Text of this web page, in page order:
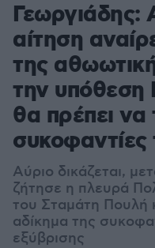
Γεωργιάδης:
αίτηση
της
την
θα πρέπει να
συκοφαντίες
Αύριο δικάζεται,
ζήτησε η πλευρά
του Σταμάτη Πουλή
αδίκημα της
εξύβρισης